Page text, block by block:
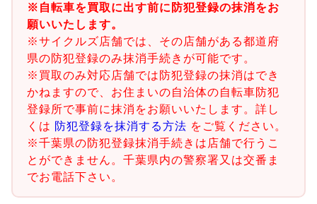
※自転車を買取に出す前に防犯登録の抹消をお
願いいたします。
※サイクルズ店舗では、その店舗がある都道府
県の防犯登録のみ抹消手続きが可能です。
※買取のみ対応店舗では防犯登録の抹消はでき
かねますので、お住まいの自治体の自転車防犯
登録所で事前に抹消をお願いいたします。詳し
くは 防犯登録を抹消する方法 をご覧ください。
※千葉県の防犯登録抹消手続きは店舗で行うこ
とができません。千葉県内の警察署又は交番ま
でお電話下さい。